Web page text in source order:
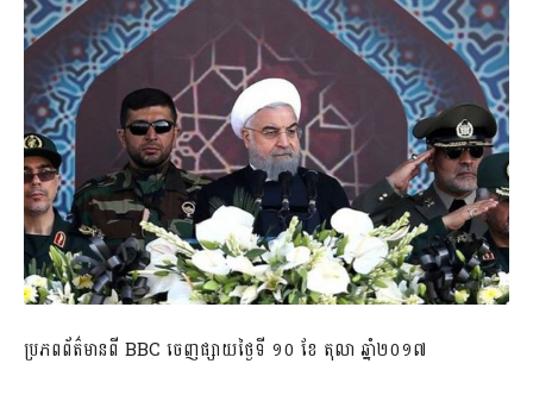
ប្រភពព័ត៌មានពី​ BBC ចេញផ្សាយថ្ងៃទី ១០ ខែ តុលា ឆ្នាំ២០១៧